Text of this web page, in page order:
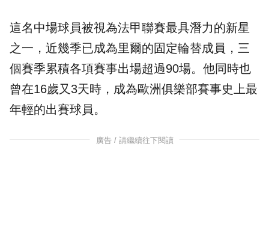
這名中場球員被視為法甲聯賽最具潛力的新星
之一，近幾季已成為里爾的固定輪替成員，三
個賽季累積各項賽事出場超過90場。他同時也
曾在16歲又3天時，成為歐洲俱樂部賽事史上最
年輕的出賽球員。
廣告 / 請繼續往下閱讀